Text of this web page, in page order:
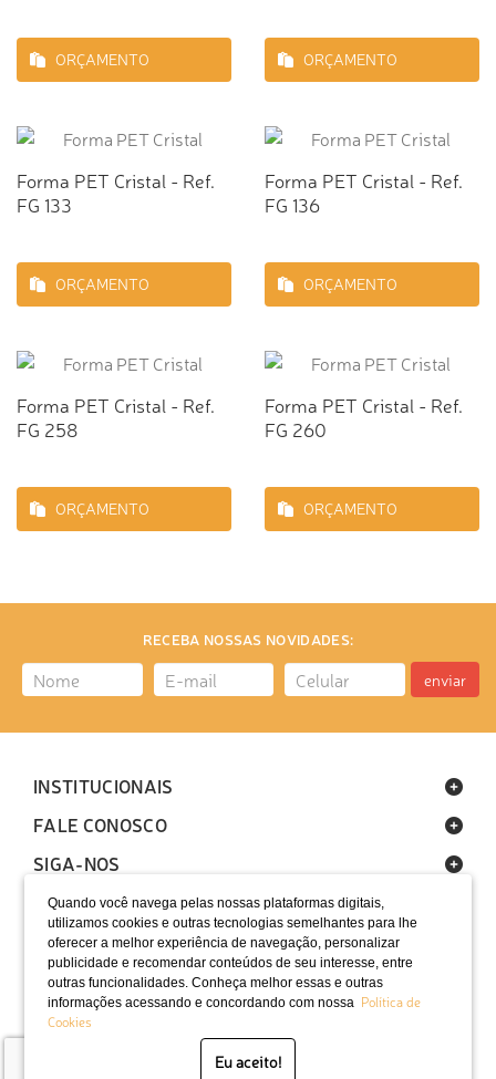
Quando você navega pelas nossas plataformas digitais,
utilizamos cookies e outras tecnologias semelhantes para lhe
oferecer a melhor experiência de navegação, personalizar
publicidade e recomendar conteúdos de seu interesse, entre
outras funcionalidades. Conheça melhor essas e outras
informações acessando e concordando com nossa Política de
Cookies
Eu aceito!
ORÇAMENTO ORÇAMENTO
Forma PET Cristal - Ref.
FG 133
ORÇAMENTO
Forma PET Cristal - Ref.
FG 136
ORÇAMENTO
Forma PET Cristal - Ref.
FG 258
ORÇAMENTO
Forma PET Cristal - Ref.
FG 260
ORÇAMENTO
RECEBA NOSSAS NOVIDADES:
enviar
INSTITUCIONAIS
FALE CONOSCO
SIGA-NOS
LOCALIZAÇÃO